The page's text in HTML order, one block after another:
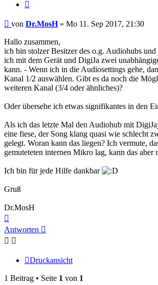
Beitrag
von Dr.MosH» Mo 11. Sep 2017, 21:30
Hallo zusammen,
ich bin stolzer Besitzer des o.g. Audiohubs
ich mit dem Gerät und DigiJa zwei
kann. - Wenn ich in die Audiosettings gehe,
Kanal 1/2 auswählen. Gibt es da noch die
weiteren Kanal (3/4 oder ähnliches)?
Oder übersehe ich etwas signifikantes in den
Als ich das letzte Mal den Audiohub mit
eine fiese, der Song klang quasi wie schlecht
gelegt. Woran kann das liegen? Ich vermute,
gemuteteten internen Mikro lag, kann das aber
Ich bin für jede Hilfe dankbar
Gruß
Dr.MosH
oben
Antworten
Druckansicht
1 Beitrag • Seite 1 von 1